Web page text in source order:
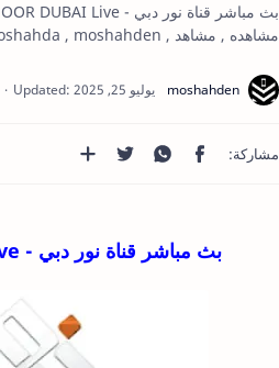
مشاهده , مشاهد , moshahda , moshahden , بث مباشر , مباشر , LIVE
بث مباشر قناة نور دبي - NOOR DUBAI Live